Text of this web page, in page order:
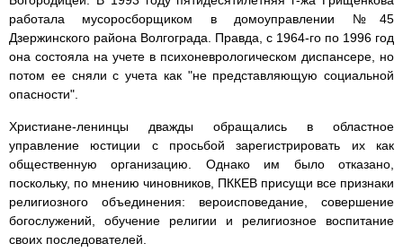
работала мусоросборщиком в домоуправлении №45
Дзержинского района Волгограда. Правда, с 1964-го по 1996 год
она состояла на учете в психоневрологическом диспансере, но
потом ее сняли с учета как "не представляющую социальной
опасности".
Христиане-ленинцы дважды обращались в областное
управление юстиции с просьбой зарегистрировать их как
общественную организацию. Однако им было отказано,
поскольку, по мнению чиновников, ПККЕВ присущи все признаки
религиозного объединения: вероисповедание, совершение
богослужений, обучение религии и религиозное воспитание
своих последователей.